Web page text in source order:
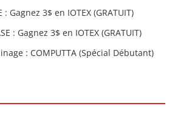
: Gagnez 3$ en IOTEX (GRATUIT)
: Gagnez 3$ en IOTEX (GRATUIT)
: COMPUTTA (Spécial Débutant)